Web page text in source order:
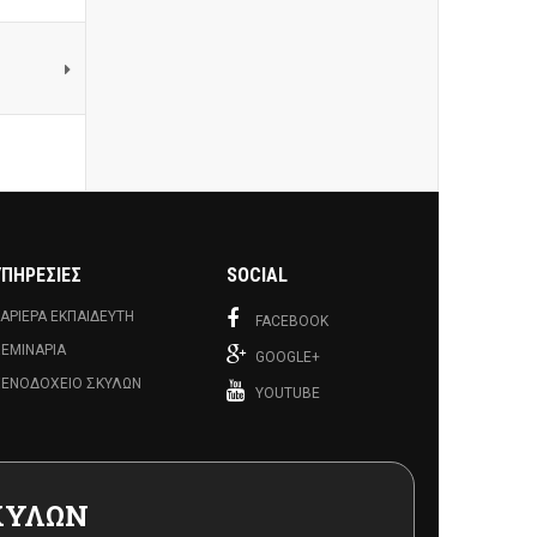
ΕΚΠΑΙΔΕΥΤΉ
ΣΚΎΛΩΝ
SOCIAL
FACEBOOK
GOOGLE+
YOUTUBE